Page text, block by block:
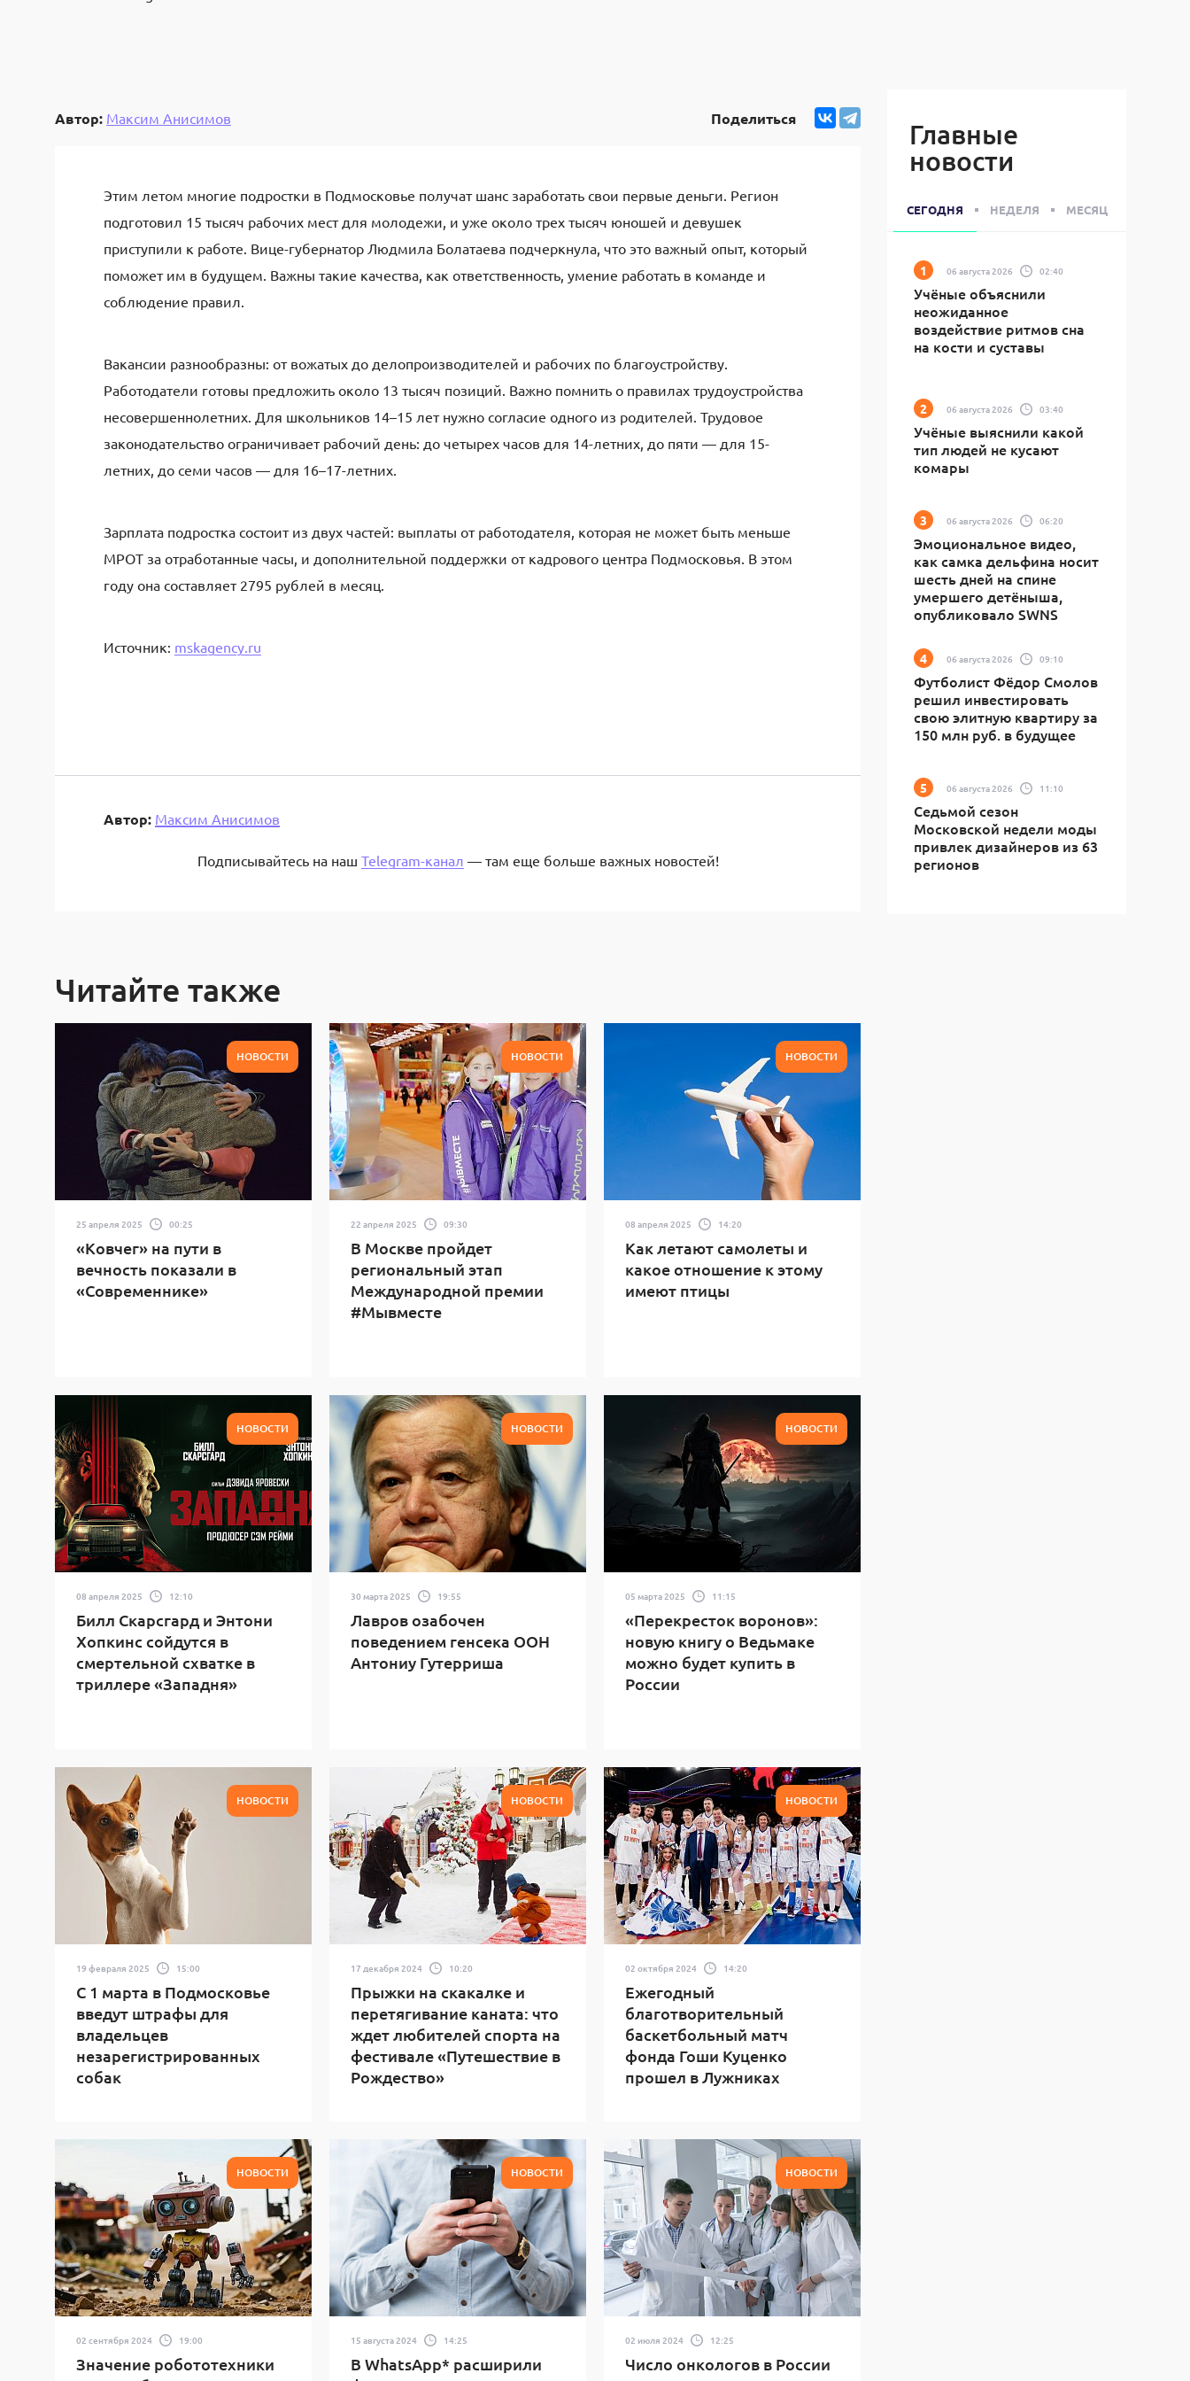
Автор: Максим Анисимов Поделиться
Этим летом многие подростки в Подмосковье получат шанс заработать свои первые деньги. Регион
подготовил 15 тысяч рабочих мест для молодежи, и уже около трех тысяч юношей и девушек
приступили к работе. Вице-губернатор Людмила Болатаева подчеркнула, что это важный опыт, который
поможет им в будущем. Важны такие качества, как ответственность, умение работать в команде и
соблюдение правил.
Вакансии разнообразны: от вожатых до делопроизводителей и рабочих по благоустройству.
Работодатели готовы предложить около 13 тысяч позиций. Важно помнить о правилах трудоустройства
несовершеннолетних. Для школьников 14–15 лет нужно согласие одного из родителей. Трудовое
законодательство ограничивает рабочий день: до четырех часов для 14-летних, до пяти — для 15-
летних, до семи часов — для 16–17-летних.
Зарплата подростка состоит из двух частей: выплаты от работодателя, которая не может быть меньше
МРОТ за отработанные часы, и дополнительной поддержки от кадрового центра Подмосковья. В этом
году она составляет 2795 рублей в месяц.
Источник: mskagency.ru
Автор: Максим Анисимов
Подписывайтесь на наш Telegram-канал — там еще больше важных новостей!
Читайте также
НОВОСТИ
25 апреля 2025 00:25
«Ковчег» на пути в
вечность показали в
«Современнике»
НОВОСТИ
22 апреля 2025 09:30
В Москве пройдет
региональный этап
Международной премии
#Мывместе
НОВОСТИ
08 апреля 2025 14:20
Как летают самолеты и
какое отношение к этому
имеют птицы
НОВОСТИ
08 апреля 2025 12:10
Билл Скарсгард и Энтони
Хопкинс сойдутся в
смертельной схватке в
триллере «Западня»
НОВОСТИ
30 марта 2025 19:55
Лавров озабочен
поведением генсека ООН
Антониу Гутерриша
НОВОСТИ
05 марта 2025 11:15
«Перекресток воронов»:
новую книгу о Ведьмаке
можно будет купить в
России
НОВОСТИ
19 февраля 2025 15:00
С 1 марта в Подмосковье
введут штрафы для
владельцев
незарегистрированных
собак
НОВОСТИ
17 декабря 2024 10:20
Прыжки на скакалке и
перетягивание каната: что
ждет любителей спорта на
фестивале «Путешествие в
Рождество»
НОВОСТИ
02 октября 2024 14:20
Ежегодный
благотворительный
баскетбольный матч
фонда Гоши Куценко
прошел в Лужниках
НОВОСТИ
02 сентября 2024 19:00
Значение робототехники
НОВОСТИ
15 августа 2024 14:25
В WhatsApp* расширили
НОВОСТИ
02 июля 2024 12:25
Число онкологов в России
Главные
новости
СЕГОДНЯ НЕДЕЛЯ МЕСЯЦ
06 августа 2026 02:40
Учёные объяснили
неожиданное
воздействие ритмов сна
на кости и суставы
06 августа 2026 03:40
Учёные выяснили какой
тип людей не кусают
комары
06 августа 2026 06:20
Эмоциональное видео,
как самка дельфина носит
шесть дней на спине
умершего детёныша,
опубликовало SWNS
06 августа 2026 09:10
Футболист Фёдор Смолов
решил инвестировать
свою элитную квартиру за
150 млн руб. в будущее
06 августа 2026 11:10
Седьмой сезон
Московской недели моды
привлек дизайнеров из 63
регионов